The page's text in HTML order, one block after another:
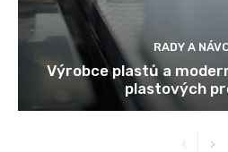
RADY A
Výrobce plastů a
plastových